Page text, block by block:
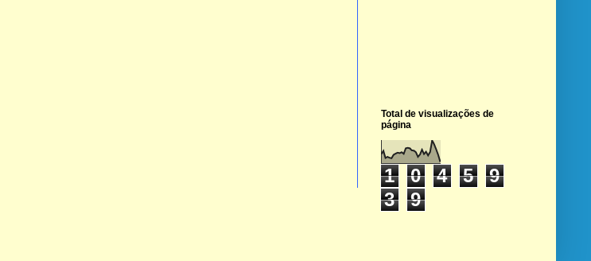
Total de visualizações de
página
1 0 4 5
9
3
9